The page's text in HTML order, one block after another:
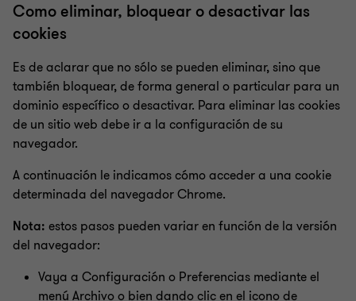
Como eliminar, bloquear o desactivar las
cookies
Es de aclarar que no sólo se pueden eliminar, sino que
también bloquear, de forma general o particular para un
dominio específico o desactivar. Para eliminar las cookies
de un sitio web debe ir a la configuración de su
navegador.
A continuación le indicamos cómo acceder a una cookie
determinada del navegador Chrome.
Nota: estos pasos pueden variar en función de la versión
del navegador:
Vaya a Configuración o Preferencias mediante el
menú Archivo o bien dando clic en el icono de